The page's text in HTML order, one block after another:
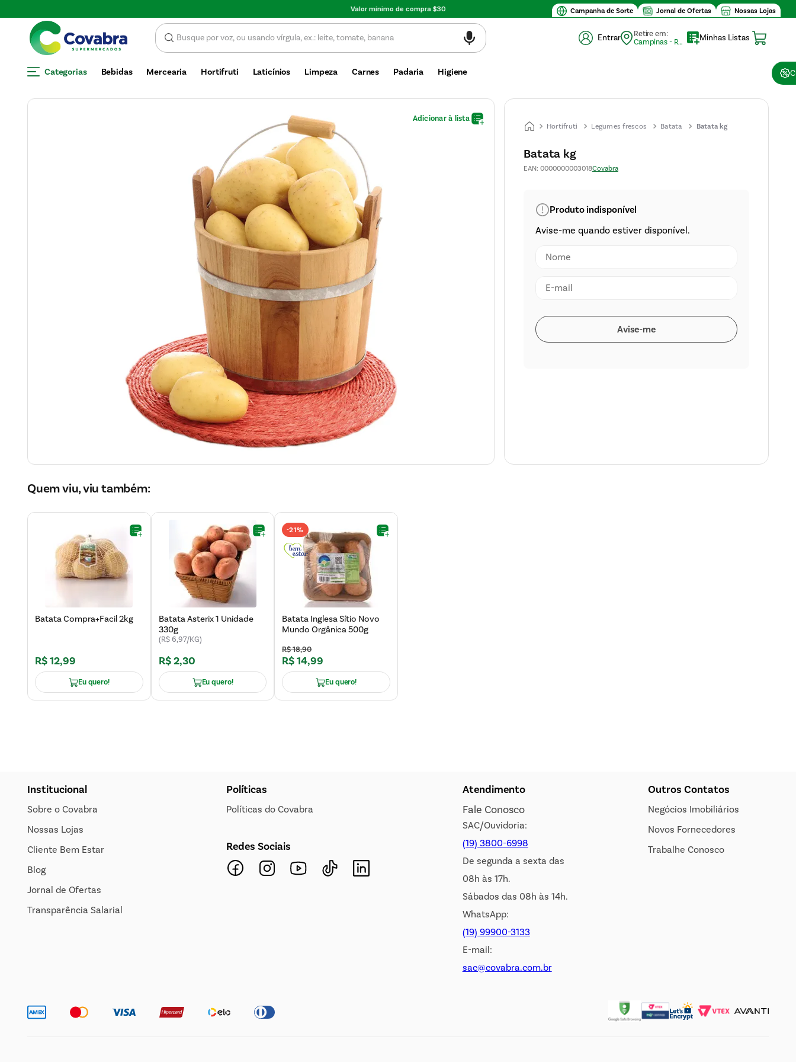
Campanha de Sorte Jornal de Ofertas Nossas Lojas
Valor mínimo de compra $30
Entrar
Retire em:
Campinas - Retirada (10)
Minhas Listas
Categorias Bebidas Mercearia Hortifruti Laticínios Limpeza Carnes Padaria Higiene
Hortifruti Legumes frescos Batata Batata kg
Batata kg
EAN: 0000000003018Covabra
Quem viu, viu também:
Batata Compra+Facil 2kg
R$12,99
Eu quero!
Batata Asterix 1 Unidade
330g
(R$ 6,97/KG)
R$2,30
Eu quero!
-21%
Batata Inglesa Sítio Novo
Mundo Orgânica 500g
R$18,90
R$14,99
Eu quero!
Institucional
Sobre o Covabra
Nossas Lojas
Cliente Bem Estar
Blog
Jornal de Ofertas
Transparência Salarial
Políticas
Políticas do Covabra
Redes Sociais
Atendimento
Fale Conosco
SAC/Ouvidoria:
(19) 3800-6998
De segunda a sexta das
08h às 17h.
Sábados das 08h às 14h.
WhatsApp:
(19) 99900-3133
E-mail:
sac@covabra.com.br
Outros Contatos
Negócios Imobiliários
Novos Fornecedores
Trabalhe Conosco